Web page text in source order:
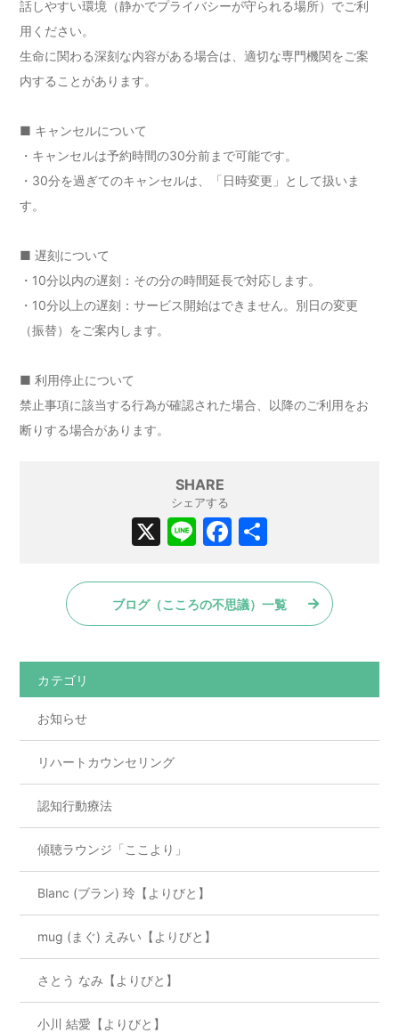
話しやすい環境（静かでプライバシーが守られる場所）でご利
用ください。
生命に関わる深刻な内容がある場合は、適切な専門機関をご案
内することがあります。
■ キャンセルについて
・キャンセルは予約時間の30分前まで可能です。
・30分を過ぎてのキャンセルは、「日時変更」として扱いま
す。
■ 遅刻について
・10分以内の遅刻：その分の時間延長で対応します。
・10分以上の遅刻：サービス開始はできません。別日の変更
（振替）をご案内します。
■ 利用停止について
禁止事項に該当する行為が確認された場合、以降のご利用をお
断りする場合があります。
SHARE
シェアする
X Li
e
F
c
e
o
o
k
ブログ（こころの不思議）一覧
カテゴリ
お知らせ
リハートカウンセリング
認知行動療法
傾聴ラウンジ「ここより」
Blanc (ブラン) 玲【よりびと】
mug (まぐ) えみい【よりびと】
さとう なみ【よりびと】
小川 結愛【よりびと】